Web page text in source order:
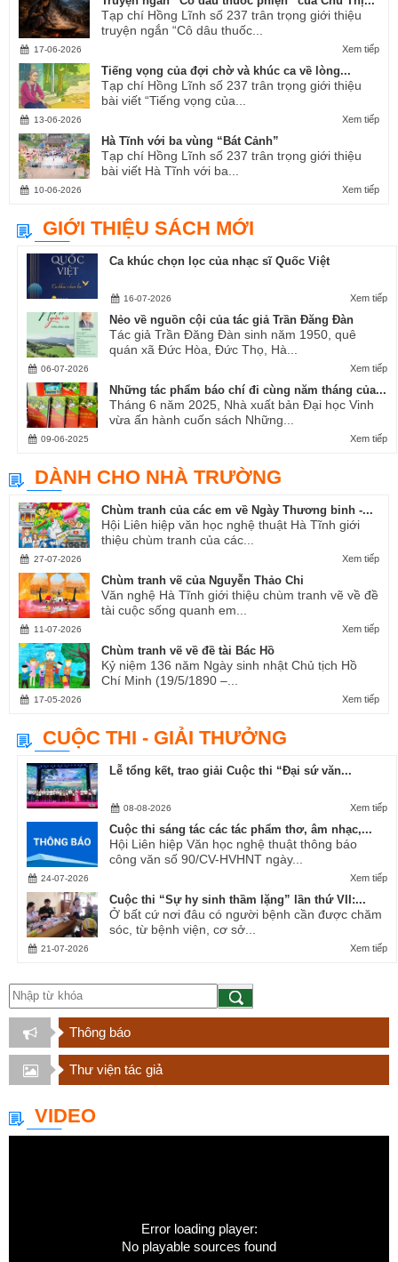
Tạp chí Hồng Lĩnh số 237 trân trọng giới thiệu
truyện ngắn “Cô dâu thuốc...
Xem tiếp
17-06-2026
Tiếng vọng của đợi chờ và khúc ca về lòng...
Tạp chí Hồng Lĩnh số 237 trân trọng giới thiệu
bài viết “Tiếng vọng của...
Xem tiếp
13-06-2026
Hà Tĩnh với ba vùng “Bát Cảnh”
Tạp chí Hồng Lĩnh số 237 trân trọng giới thiệu
bài viết Hà Tĩnh với ba...
Xem tiếp
10-06-2026
GIỚI THIỆU SÁCH MỚI
Ca khúc chọn lọc của nhạc sĩ Quốc Việt
Xem tiếp
16-07-2026
Nẻo về nguồn cội của tác giả Trần Đăng Đàn
Tác giả Trần Đăng Đàn sinh năm 1950, quê
quán xã Đức Hòa, Đức Thọ, Hà...
Xem tiếp
06-07-2026
Những tác phẩm báo chí đi cùng năm tháng của...
Tháng 6 năm 2025, Nhà xuất bản Đại học Vinh
vừa ấn hành cuốn sách Những...
Xem tiếp
09-06-2025
DÀNH CHO NHÀ TRƯỜNG
Chùm tranh của các em về Ngày Thương binh -...
Hội Liên hiệp văn học nghệ thuật Hà Tĩnh giới
thiệu chùm tranh của các...
Xem tiếp
27-07-2026
Chùm tranh vẽ của Nguyễn Thảo Chi
Văn nghệ Hà Tĩnh giới thiệu chùm tranh vẽ về đề
tài cuộc sống quanh em...
Xem tiếp
11-07-2026
Chùm tranh vẽ về đề tài Bác Hồ
Kỷ niệm 136 năm Ngày sinh nhật Chủ tịch Hồ
Chí Minh (19/5/1890 –...
Xem tiếp
17-05-2026
CUỘC THI - GIẢI THƯỞNG
Lễ tổng kết, trao giải Cuộc thi “Đại sứ văn...
Xem tiếp
08-08-2026
Cuộc thi sáng tác các tác phẩm thơ, âm nhạc,...
Hội Liên hiệp Văn học nghệ thuật thông báo
công văn số 90/CV-HVHNT ngày...
Xem tiếp
24-07-2026
Cuộc thi “Sự hy sinh thầm lặng” lần thứ VII:...
Ở bất cứ nơi đâu có người bệnh cần được chăm
sóc, từ bệnh viện, cơ sở...
Xem tiếp
21-07-2026
Thông báo
Thư viện tác giả
VIDEO
Error loading player:
No playable sources found